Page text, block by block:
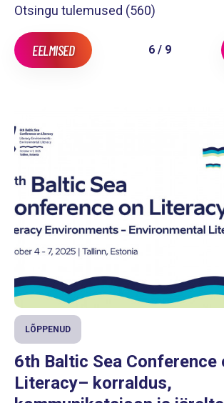
Otsingu tulemused (560)
EELMISED 6 / 9
LÕPPENUD
6th Baltic Sea Conference
Literacy– korraldus,